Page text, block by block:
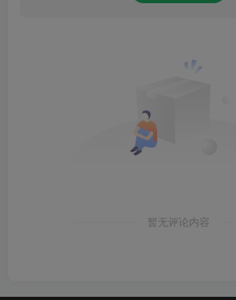
暂无评论内容